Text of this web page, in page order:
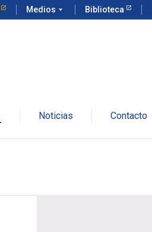
Medios arrow_drop_down Biblioteca
Noticias Contacto